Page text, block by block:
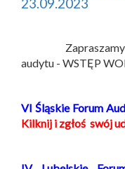
Zapraszamy do
audytu - WSTĘP
VI Śląskie Forum
Kilknij i zgłoś swój